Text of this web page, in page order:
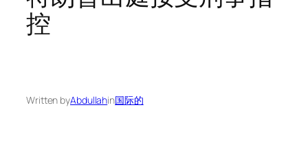
控
Written byAbdullahin国际的